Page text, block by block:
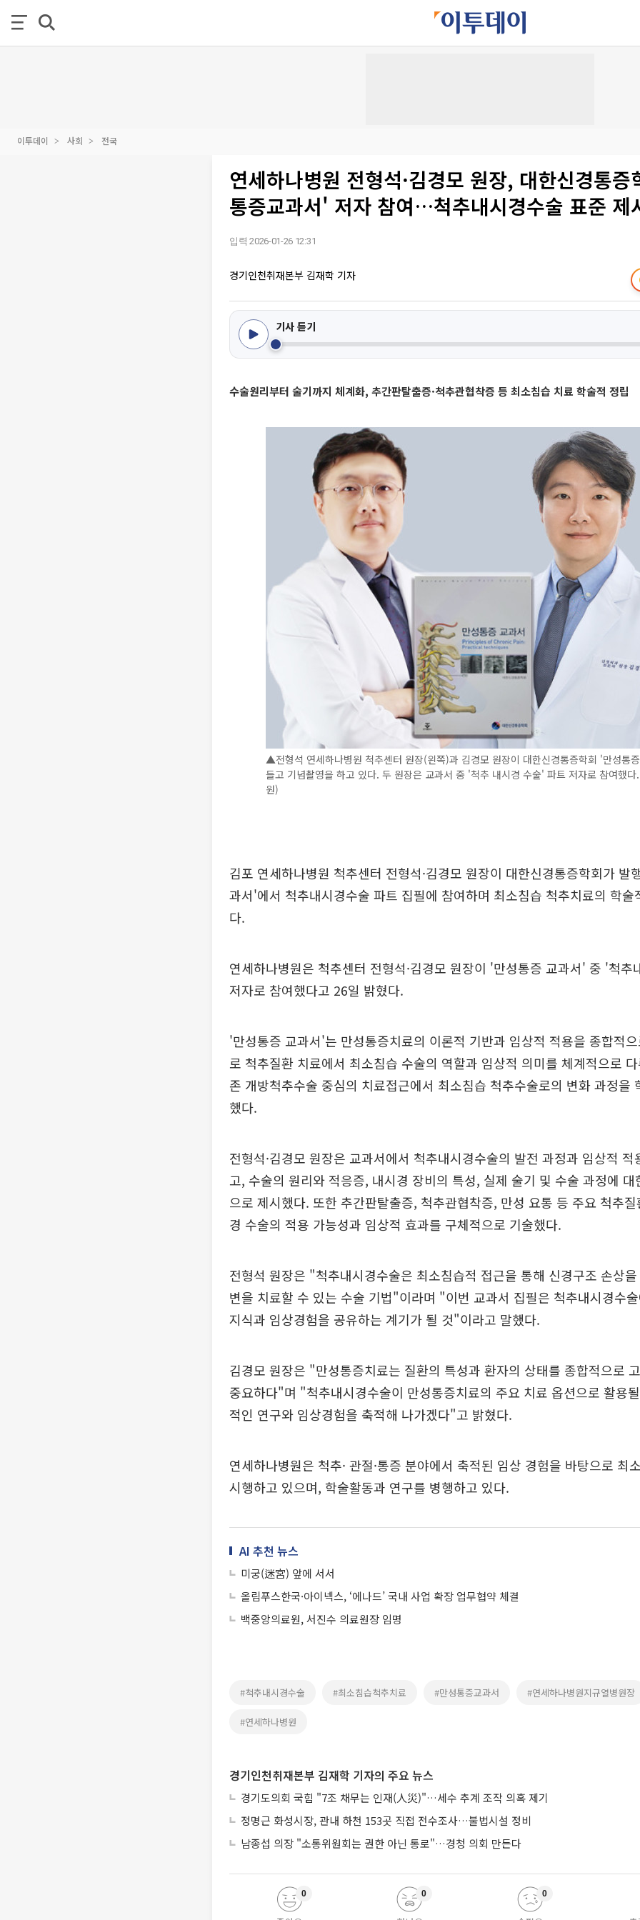
이투데이 사회 전국
연세하나병원 전형석·김경모 원장, 대한신경통
통증교과서' 저자 참여…척추내시경수술 표준 제
입력 2026-01-26 12:31
경기인천취재본부 김재학 기자
기사 듣기
수술원리부터 술기까지 체계화, 추간판탈출증·척추관협착증 등 최소침습 치료 학술적 정립
▲전형석 연세하나병원 척추센터 원장(왼쪽)과 김경모 원장이 대한신경통증학회 '만성통
들고 기념촬영을 하고 있다. 두 원장은 교과서 중 '척추 내시경 수술' 파트 저자로 참여했
원)
김포 연세하나병원 척추센터 전형석·김경모 원장이 대한신경통증학회가 발
과서'에서 척추내시경수술 파트 집필에 참여하며 최소침습 척추치료의 학술
다.
연세하나병원은 척추센터 전형석·김경모 원장이 '만성통증 교과서' 중 '척추
저자로 참여했다고 26일 밝혔다.
'만성통증 교과서'는 만성통증치료의 이론적 기반과 임상적 적용을 종합적
로 척추질환 치료에서 최소침습 수술의 역할과 임상적 의미를 체계적으로
존 개방척추수술 중심의 치료접근에서 최소침습 척추수술로의 변화 과정을
했다.
전형석·김경모 원장은 교과서에서 척추내시경수술의 발전 과정과 임상적
고, 수술의 원리와 적응증, 내시경 장비의 특성, 실제 술기 및 수술 과정에
으로 제시했다. 또한 추간판탈출증, 척추관협착증, 만성 요통 등 주요 척추
경 수술의 적용 가능성과 임상적 효과를 구체적으로 기술했다.
전형석 원장은 "척추내시경수술은 최소침습적 접근을 통해 신경구조 손상
변을 치료할 수 있는 수술 기법"이라며 "이번 교과서 집필은 척추내시경수
지식과 임상경험을 공유하는 계기가 될 것"이라고 말했다.
김경모 원장은 "만성통증치료는 질환의 특성과 환자의 상태를 종합적으로
중요하다"며 "척추내시경수술이 만성통증치료의 주요 치료 옵션으로 활용
적인 연구와 임상경험을 축적해 나가겠다"고 밝혔다.
연세하나병원은 척추· 관절·통증 분야에서 축적된 임상 경험을 바탕으로 최
시행하고 있으며, 학술활동과 연구를 병행하고 있다.
AI 추천 뉴스
미궁(迷宮) 앞에 서서
올림푸스한국·아이넥스, ‘에나드’ 국내 사업 확장 업무협약 체결
백중앙의료원, 서진수 의료원장 임명
#척추내시경수술 #최소침습척추치료 #만성통증교과서 #연세하나병원지규열병원장
#연세하나병원
경기인천취재본부 김재학 기자의 주요 뉴스
경기도의회 국힘 "7조 채무는 인재(人災)"…세수 추계 조작 의혹 제기
정명근 화성시장, 관내 하천 153곳 직접 전수조사…불법시설 정비
남종섭 의장 "소통위원회는 권한 아닌 통로"…경청 의회 만든다
0 0 0